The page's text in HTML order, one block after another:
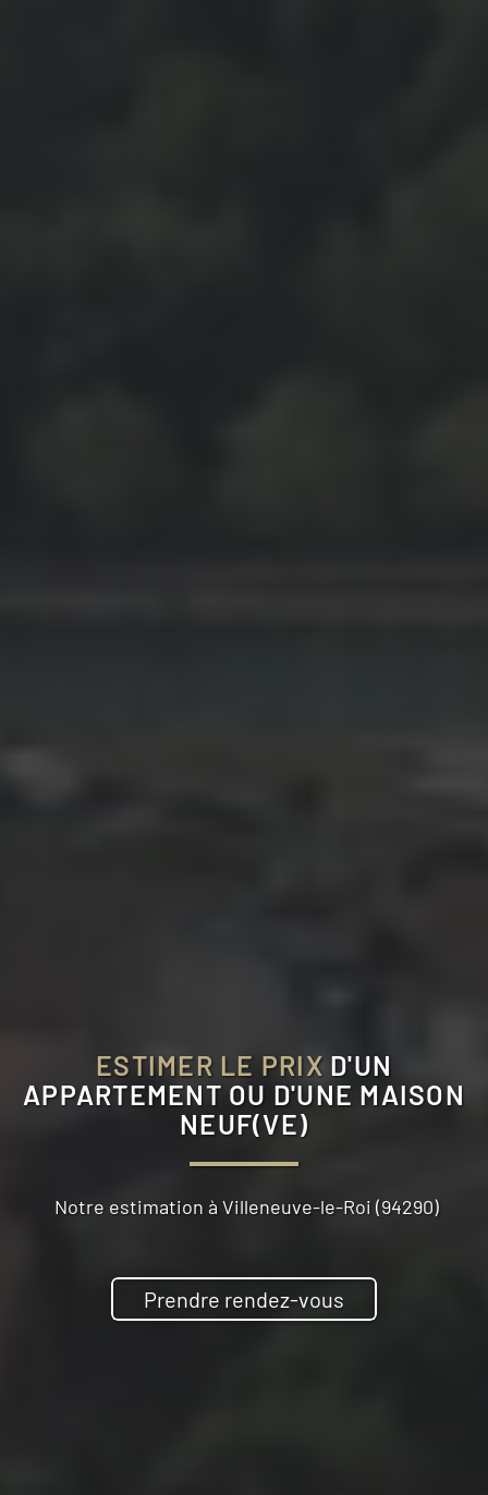
ESTIMER LE PRIX D'UN
APPARTEMENT OU D'UNE MAISON
NEUF(VE)
Notre estimation à Villeneuve-le-Roi (94290)
Prendre rendez-vous